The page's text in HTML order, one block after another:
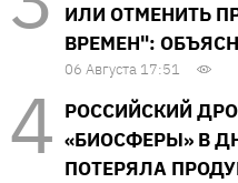
ИЛИ ОТМЕНИТЬ
ВРЕМЕН":
06 Августа 17:51
РОССИЙСКИЙ
«БИОСФЕРЫ» В
ПОТЕРЯЛА